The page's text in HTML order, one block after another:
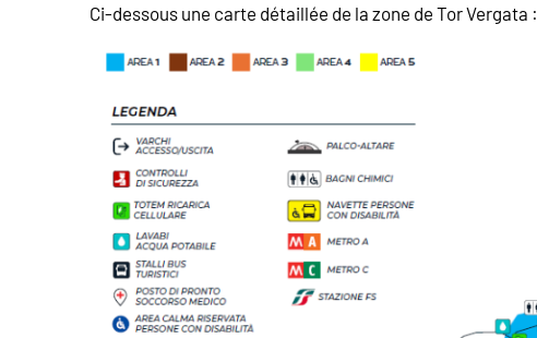
Ci-dessous une carte détaillée de la zone de Tor Vergata :